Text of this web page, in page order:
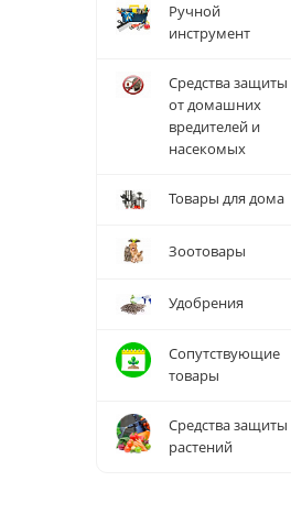
Ручной
инструмент
Средства защиты
от домашних
вредителей и
насекомых
Товары для дома
Зоотовары
Удобрения
Сопутствующие
товары
Средства защиты
растений